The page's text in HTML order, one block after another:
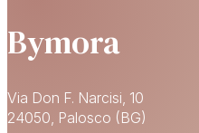
Bymora
Via Don F. Narcisi, 10
24050, Palosco (BG)